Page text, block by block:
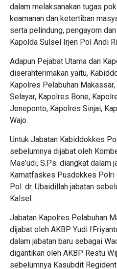
dalam melaksanakan tugas
keamanan dan ketertiban
serta pelindung, pengayom
Kapolda Sulsel Irjen Pol Andi
Adapun Pejabat Utama dan
diserahterimakan yaitu,
Kapolres Pelabuhan
Selayar, Kapolres Bone,
Jeneponto, Kapolres Sinjai,
Wajo.
Untuk Jabatan Kabiddokkes
sebelumnya dijabat oleh
Mas’udi, S.Ps. diangkat dalam
Kamatfaskes Pusdokkes Polri
Pol. dr. Ubaidillah jabatan
Kalsel.
Jabatan Kapolres Pelabuhan
dijabat oleh AKBP Yudi
dalam jabatan baru sebagai
digantikan oleh AKBP Restu
sebelumnya Kasubdit